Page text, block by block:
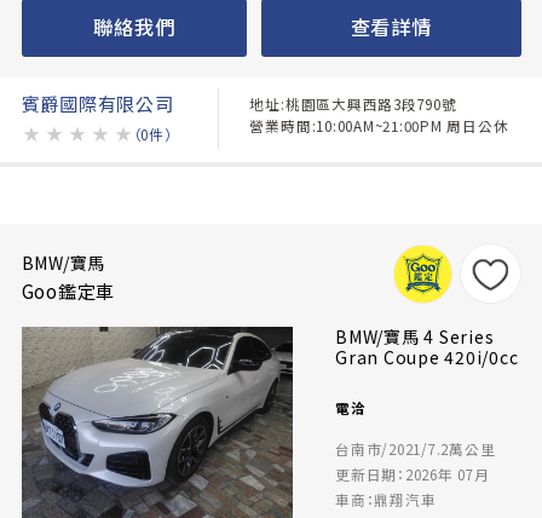
聯絡我們 查看詳情
賓爵國際有限公司
★ ★ ★ ★ ★ （0件）
地址:桃園區大興西路3段790號
營業時間:10:00AM~21:00PM 周日公休
BMW/寶馬
Goo鑑定車
BMW/寶馬 4 Series
Gran Coupe 420i/0cc
電洽
台南市/2021/7.2萬公里
更新日期：2026年 07月
車商：鼎翔汽車